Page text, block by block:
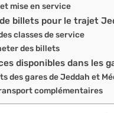
mise en service
billets pour le trajet
classes de service
des billets
disponibles dans les
des gares de Jeddah et
complémentaires